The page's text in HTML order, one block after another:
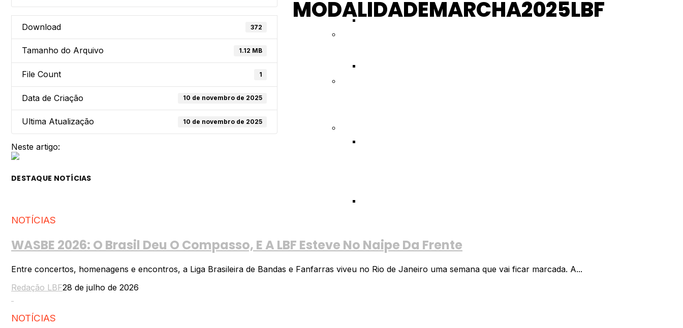
Download 372
Tamanho do Arquivo 1.12 MB
File Count 1
Data de Criação 10 de novembro de 2025
Ultima Atualização 10 de novembro de 2025
MODALIDADEMARCHA2025LBF
Neste artigo:
DESTAQUE NOTÍCIAS
NOTÍCIAS
WASBE 2026: O Brasil Deu O Compasso, E A LBF Esteve No Naipe Da Frente
Entre concertos, homenagens e encontros, a Liga Brasileira de Bandas e Fanfarras viveu no Rio de Janeiro uma semana que vai ficar marcada. A...
Redação LBF28 de julho de 2026
NOTÍCIAS